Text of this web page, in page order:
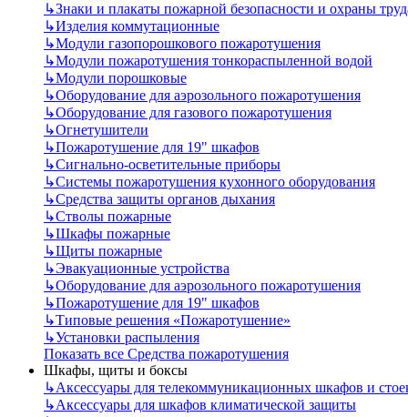
↳Знаки и плакаты пожарной безопасности и охраны
↳Изделия коммутационные
↳Модули газопорошкового пожаротушения
↳Модули пожаротушения тонкораспыленной водой
↳Модули порошковые
↳Оборудование для аэрозольного пожаротушения
↳Оборудование для газового пожаротушения
↳Огнетушители
↳Пожаротушение для 19" шкафов
↳Сигнально-осветительные приборы
↳Системы пожаротушения кухонного оборудования
↳Средства защиты органов дыхания
↳Стволы пожарные
↳Шкафы пожарные
↳Щиты пожарные
↳Эвакуационные устройства
↳Оборудование для аэрозольного пожаротушения
↳Пожаротушение для 19" шкафов
↳Типовые решения «Пожаротушение»
↳Установки распыления
Показать все Средства пожаротушения
Шкафы, щиты и боксы
↳Аксессуары для телекоммуникационных шкафов и
↳Аксессуары для шкафов климатической защиты